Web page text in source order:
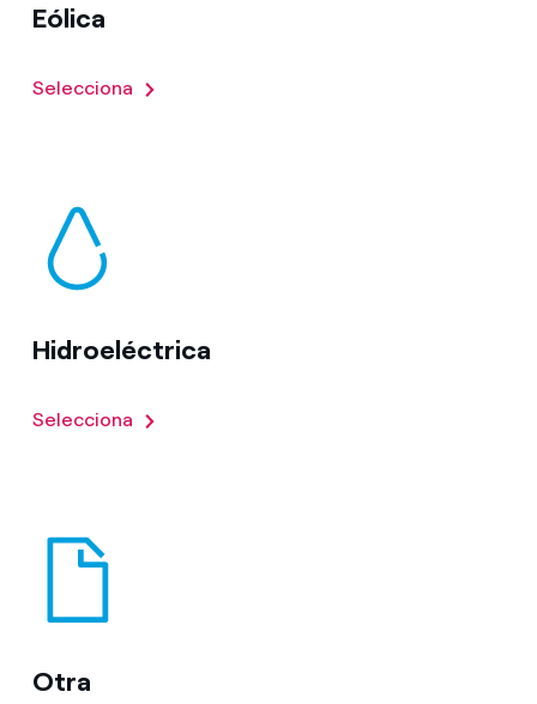
Eólica
Selecciona
Hidroeléctrica
Selecciona
Otra